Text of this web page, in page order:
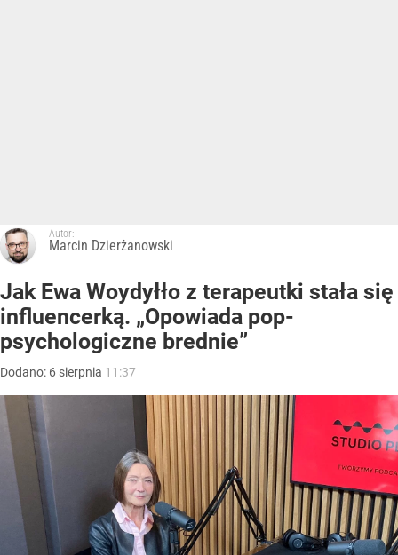
Autor:
Marcin Dzierżanowski
Jak Ewa Woydyłło z terapeutki stała się
influencerką. „Opowiada pop-
psychologiczne brednie”
Dodano: 6 sierpnia 11:37